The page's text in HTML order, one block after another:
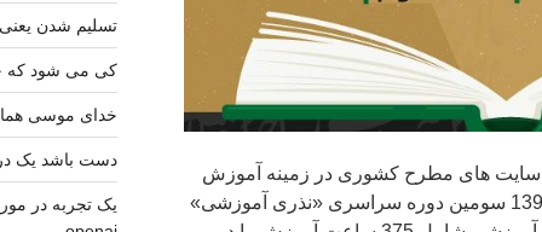
سایت های مطرح کشوری در زمینه آموزش
فعالیت می کند، همزمان با محرم 1397 سومین دوره سراسری «نذری آموزشی»
تسلیم شدن
کی می شود که
خدای موسی
دست باشد یک